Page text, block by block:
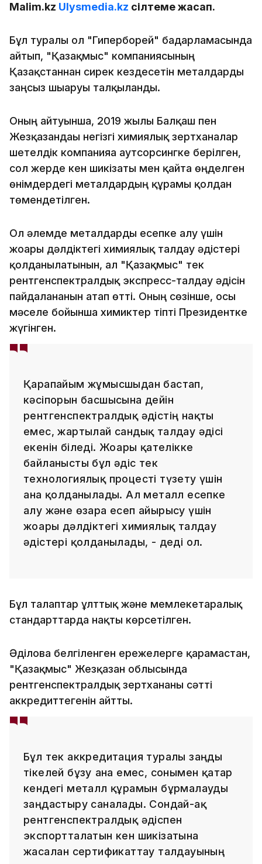
Malim.kz Ulysmedia.kz сілтеме жасап.
Бұл туралы ол "Гиперборей" бағдарламасында
айтып, "Қазақмыс" компаниясының
Қазақстаннан сирек кездесетін металдарды
заңсыз шығаруы талқыланды.
Оның айтуынша, 2019 жылы Балқаш пен
Жезқазғандағы негізгі химиялық зертханалар
шетелдік компанияға аутсорсингке берілген,
сол жерде кен шикізаты мен қайта өңделген
өнімдердегі металдардың құрамы қолдан
төмендетілген.
Ол әлемде металдарды есепке алу үшін
жоғары дәлдіктегі химиялық талдау әдістері
қолданылатынын, ал "Қазақмыс" тек
рентгенспектралдық экспресс-талдау әдісін
пайдаланғанын атап өтті. Оның сөзінше, осы
мәселе бойынша химиктер тіпті Президентке
жүгінген.
Қарапайым жұмысшыдан бастап,
кәсіпорын басшысына дейін
рентгенспектралдық әдістің нақты
емес, жартылай сандық талдау әдісі
екенін біледі. Жоғары қателікке
байланысты бұл әдіс тек
технологиялық процесті түзету үшін
ғана қолданылады. Ал металл есепке
алу және өзара есеп айырысу үшін
жоғары дәлдіктегі химиялық талдау
әдістері қолданылады, - деді ол.
Бұл талаптар ұлттық және мемлекетаралық
стандарттарда нақты көрсетілген.
Әділова белгіленген ережелерге қарамастан,
"Қазақмыс" Жезқазған облысында
рентгенспектралдық зертхананы сәтті
аккредиттегенін айтты.
Бұл тек аккредитация туралы заңды
тікелей бұзу ғана емес, сонымен қатар
кендегі металл құрамын бұрмалауды
заңдастыру саналады. Сондай-ақ
рентгенспектралдық әдіспен
экспортталатын кен шикізатына
жасалған сертификаттау талдауының